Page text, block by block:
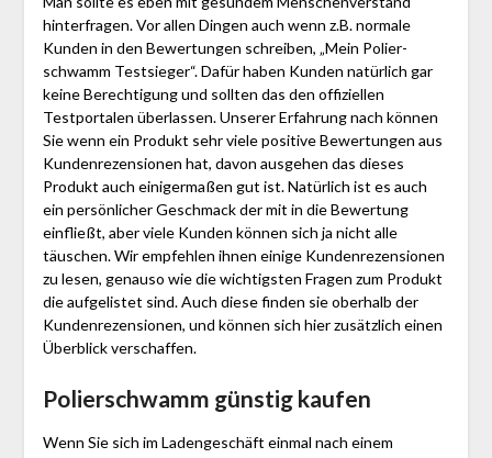
hinterfragen. Vor allen Dingen auch wenn z.B. normale
Kunden in den Bewertungen schreiben, „Mein Polier­
schwamm Testsieger“. Dafür haben Kunden natürlich gar
keine Berechtigung und sollten das den offiziellen
Testportalen überlassen. Unserer Erfahrung nach können
Sie wenn ein Produkt sehr viele positive Bewertungen aus
Kundenrezensionen hat, davon ausgehen das dieses
Produkt auch einigermaßen gut ist. Natürlich ist es auch
ein persönlicher Geschmack der mit in die Bewertung
einfließt, aber viele Kunden können sich ja nicht alle
täuschen. Wir empfehlen ihnen einige Kundenrezensionen
zu lesen, genauso wie die wichtigsten Fragen zum Produkt
die aufgelistet sind. Auch diese finden sie oberhalb der
Kundenrezensionen, und können sich hier zusätzlich einen
Überblick verschaffen.
Polier­schwamm günstig kaufen
Wenn Sie sich im Ladengeschäft einmal nach einem